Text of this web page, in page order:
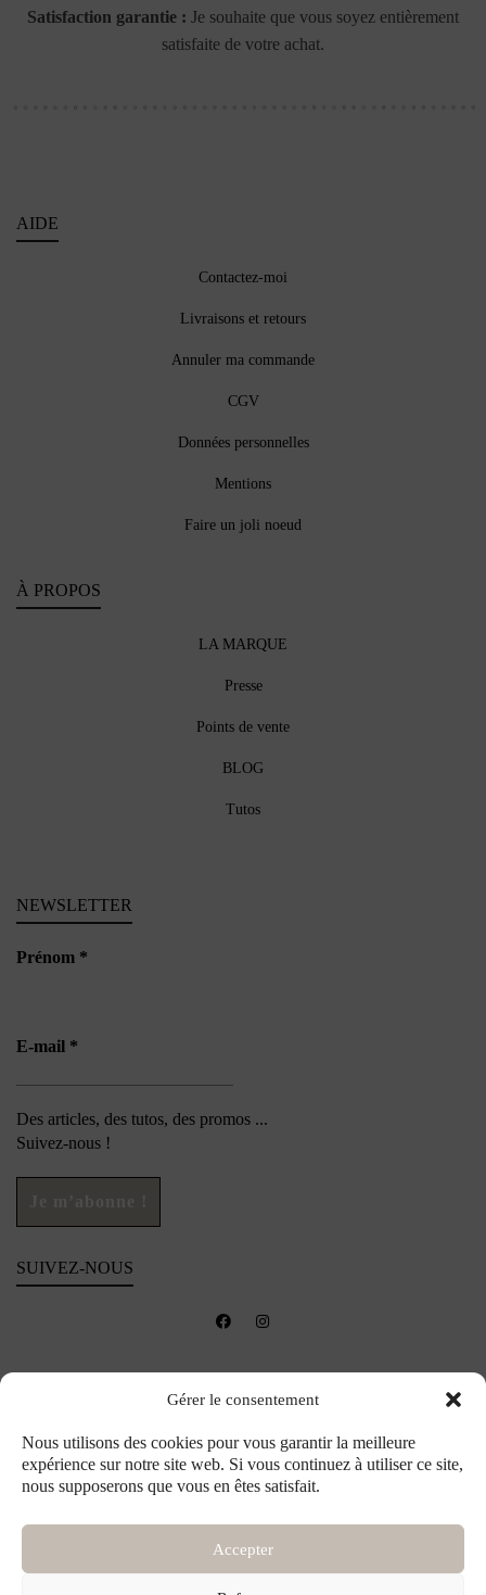
Gérer le consentement
Nous utilisons des cookies pour vous garantir la meilleure
expérience sur notre site web. Si vous continuez à utiliser ce site,
nous supposerons que vous en êtes satisfait.
Accepter
Satisfaction garantie : Je souhaite que vous soyez entièrement
satisfaite de votre achat.
AIDE
Contactez-moi
Livraisons et retours
Annuler ma commande
CGV
Données personnelles
Mentions
Faire un joli noeud
À PROPOS
LA MARQUE
Presse
Points de vente
BLOG
Tutos
NEWSLETTER
Prénom *
E-mail *
Des articles, des tutos, des promos ...
Suivez-nous !
SUIVEZ-NOUS